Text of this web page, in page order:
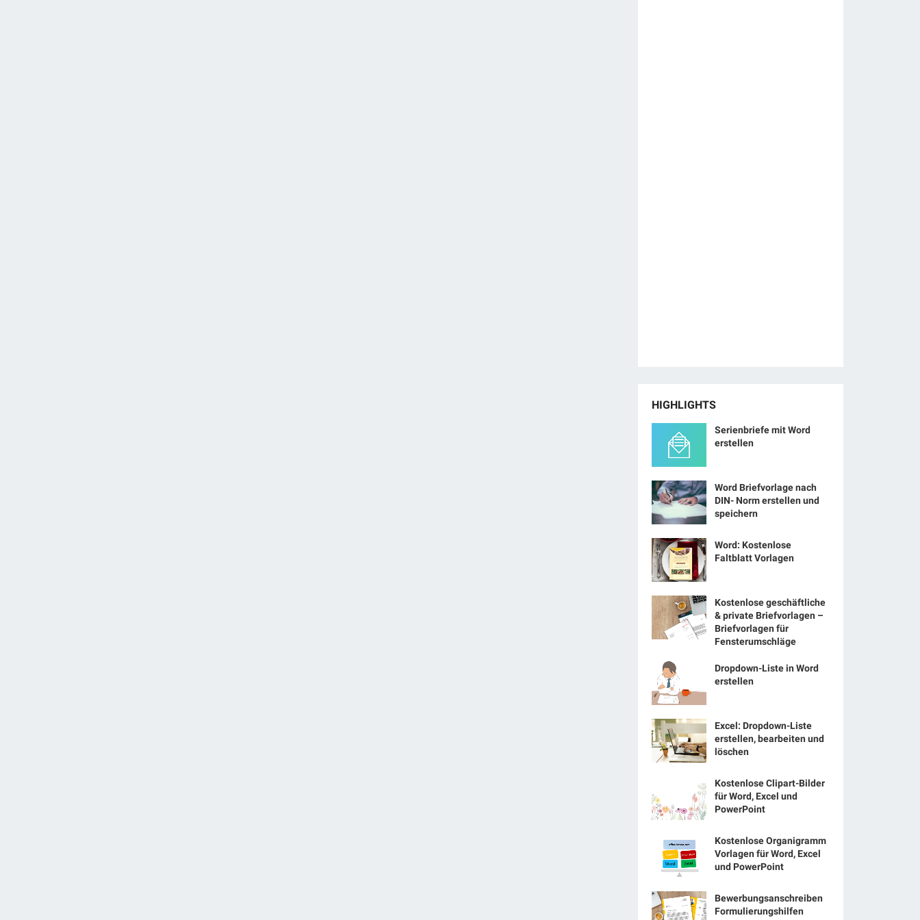
HIGHLIGHTS
Serienbriefe mit Word
erstellen
Word Briefvorlage nach
DIN- Norm erstellen und
speichern
Word: Kostenlose
Faltblatt Vorlagen
Kostenlose geschäftliche
& private Briefvorlagen –
Briefvorlagen für
Fensterumschläge
Dropdown-Liste in Word
erstellen
Excel: Dropdown-Liste
erstellen, bearbeiten und
löschen
Kostenlose Clipart-Bilder
für Word, Excel und
PowerPoint
Kostenlose Organigramm
Vorlagen für Word, Excel
und PowerPoint
Bewerbungsanschreiben
Formulierungshilfen